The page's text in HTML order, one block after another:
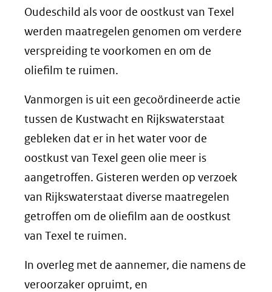
Oudeschild als voor de oostkust van Texel
werden maatregelen genomen om verdere
verspreiding te voorkomen en om de
oliefilm te ruimen.
Vanmorgen is uit een gecoördineerde actie
tussen de Kustwacht en Rijkswaterstaat
gebleken dat er in het water voor de
oostkust van Texel geen olie meer is
aangetroffen. Gisteren werden op verzoek
van Rijkswaterstaat diverse maatregelen
getroffen om de oliefilm aan de oostkust
van Texel te ruimen.
In overleg met de aannemer, die namens de
veroorzaker opruimt, en